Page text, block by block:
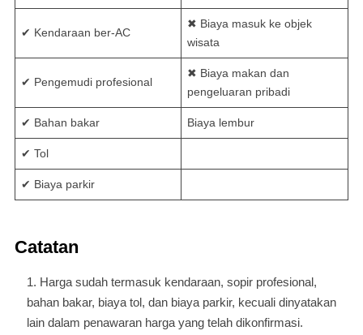
✔ Kendaraan ber-AC
✖ Biaya masuk ke objek
wisata
✔ Pengemudi profesional
✖ Biaya makan dan
pengeluaran pribadi
✔ Bahan bakar Biaya lembur
✔ Tol
✔ Biaya parkir
Catatan
Harga sudah termasuk kendaraan, sopir profesional,
bahan bakar, biaya tol, dan biaya parkir, kecuali dinyatakan
lain dalam penawaran harga yang telah dikonfirmasi.